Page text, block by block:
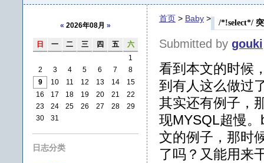
/*!select*/
首页 > Baby >
Submitted by gouki
看到本文的时候
到有人这么做过
其实还有例子，
现MYSQL超慢
文的例子，那时
了吗？又能用来
« 2026年08月 »
日 一 二 三 四 五
六
1
2
3 4 5 6 7
8
9
10 11 12 13 14
15
16
17 18 19 20 21
22
23
24 25 26 27 28
29
30
31
日志分类